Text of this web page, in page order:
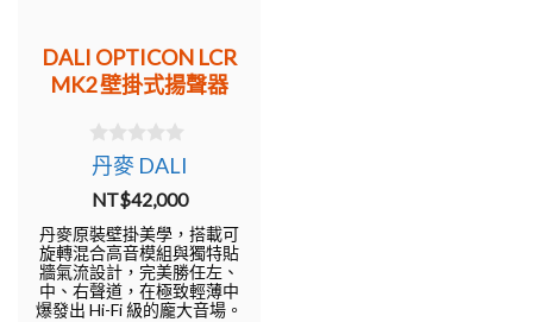
DALI OPTICON LCR
MK2 壁掛式揚聲器
0
o
u
t
o
f
5
丹麥 DALI
NT$42,000
丹麥原裝壁掛美學，搭載可
旋轉混合高音模組與獨特貼
牆氣流設計，完美勝任左、
中、右聲道，在極致輕薄中
爆發出 Hi-Fi 級的龐大音場。